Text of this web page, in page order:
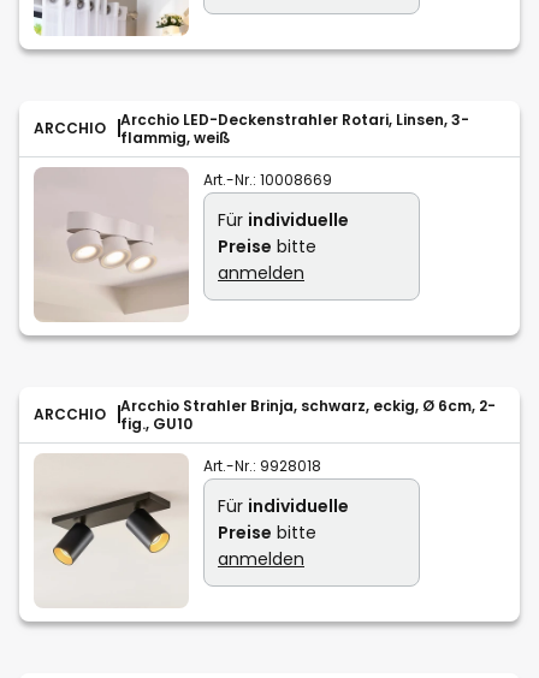
ARCCHIO
Arcchio LED-Deckenstrahler Rotari, Linsen, 3-
flammig, weiß
Art.-Nr.: 10008669
Für individuelle
Preise bitte
anmelden
ARCCHIO
Arcchio Strahler Brinja, schwarz, eckig, Ø 6cm, 2-
fig., GU10
Art.-Nr.: 9928018
Für individuelle
Preise bitte
anmelden